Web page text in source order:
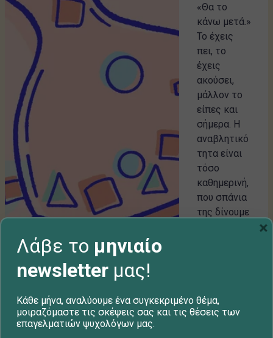
«Θα το
κάνω μετά.»
Το έχεις
πει, το
έχεις
ακούσει,
μάλλον το
είπες και
σήμερα. Η
αναβλητικό
τητα είναι
τόσο
καθημερινή,
που σπάνια
της δίνουμε
ClicktoTh
erapy
Λάβε το μηνιαίο
newsletter μας!
Κάθε μήνα, αναλύουμε ένα συγκεκριμένο θέμα,
μοιραζόμαστε τις σκέψεις σας και τις θέσεις των
επαγελματιών ψυχολόγων μας.
×